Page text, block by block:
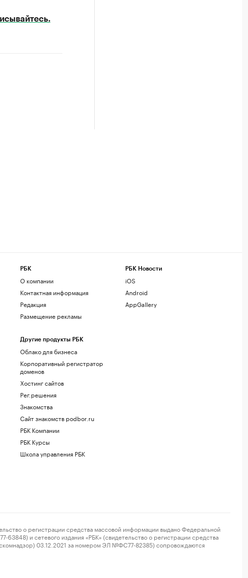
РБК
О компании
Контактная информация
Редакция
Размещение рекламы
Другие продукты РБК
Облако для бизнеса
Корпоративный регистратор
доменов
Хостинг сайтов
Рег.решения
Знакомства
Сайт знакомств podbor.ru
РБК Компании
РБК Курсы
Школа управления РБК
РБК Новости
iOS
Android
AppGallery
о регистрации средства массовой информации выдано Федеральной
и сетевого издания «РБК» (свидетельство о регистрации средства
03.12.2021 за номером ЭЛ №ФС77-82385) сопровождаются